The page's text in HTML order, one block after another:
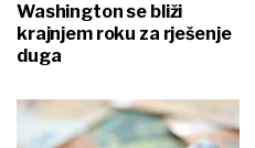
Washington se bliži
krajnjem roku za rješenje
duga